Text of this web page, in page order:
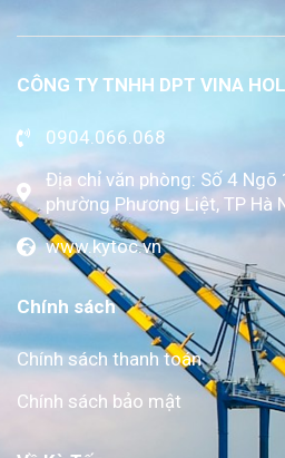
CÔNG TY TNHH DPT VINA
0904.066.068
Địa chỉ văn phòng: Số 4 Ngõ
phường Phương Liệt, TP Hà
www.kytoc.vn
Chính sách
Chính sách thanh toán
Chính sách bảo mật